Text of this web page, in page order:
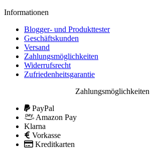
Informationen
Blogger- und Produkttester
Geschäftskunden
Versand
Zahlungsmöglichkeiten
Widerrufsrecht
Zufriedenheitsgarantie
Zahlungsmöglichkeiten
PayPal
Amazon Pay
Klarna
Vorkasse
Kreditkarten